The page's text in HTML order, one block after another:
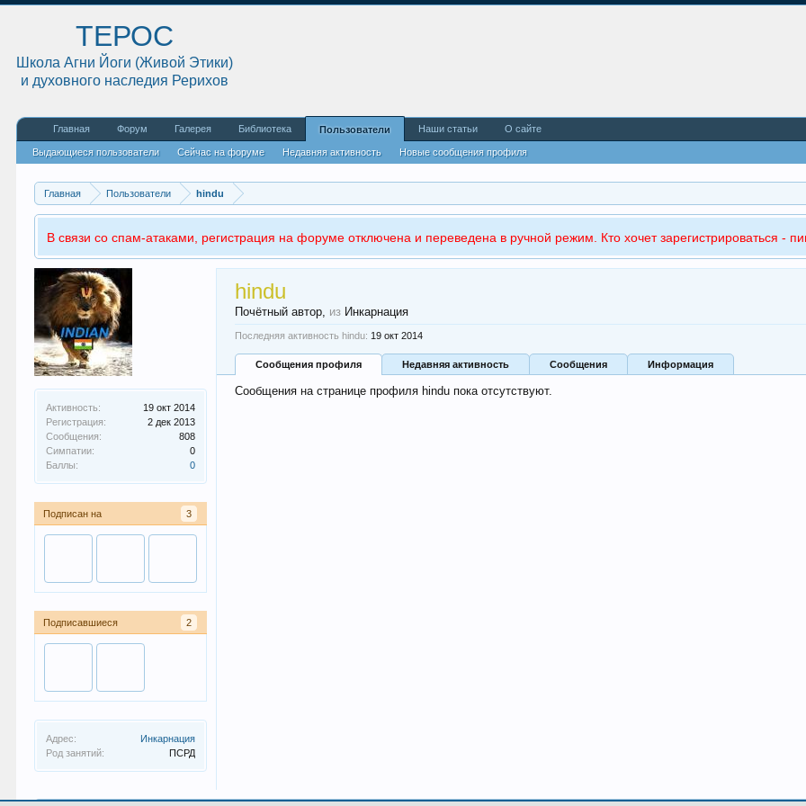
Главная Пользователи hindu
В связи со спам-атаками, регистрация на форуме отключена и переведена в ручной режим. Кто хочет зарегистрироваться -
Активность:
19 окт 2014
Регистрация:
2 дек 2013
Сообщения:
808
Симпатии:
0
Баллы:
0
Подписан на 3
Подписавшиеся 2
Адрес:
Инкарнация
Род занятий:
ПСРД
hindu
Почётный автор, из Инкарнация
Последняя активность hindu: 19 окт 2014
Сообщения профиля Недавняя активность Сообщения Информация
Сообщения на странице профиля hindu пока отсутствуют.
ТЕРОС
Школа Агни Йоги (Живой Этики)
и духовного наследия Рерихов
Главная Форум Галерея Библиотека Пользователи
Выдающиеся пользователи Сейчас на форуме Недавняя активность Новые сообщения профиля
Наши статьи О сайте